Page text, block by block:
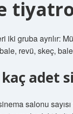
iki gruba ayrılır:
revü, skeç,
kaç adet
salonu